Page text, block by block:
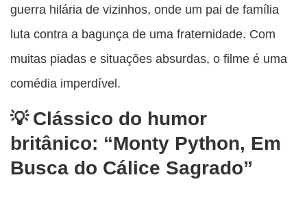
guerra hilária de vizinhos, onde um pai de família
luta contra a bagunça de uma fraternidade. Com
muitas piadas e situações absurdas, o filme é uma
comédia imperdível.
Clássico do humor
britânico: “Monty Python, Em
Busca do Cálice Sagrado”